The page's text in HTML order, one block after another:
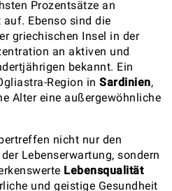
Prozentsätze an
Ebenso sind die
griechischen Insel in der
an aktiven und
bekannt. Ein
Region in Sardinien,
Alter eine außergewöhnliche
nicht nur den
Lebenserwartung, sondern
Lebensqualität
und geistige Gesundheit